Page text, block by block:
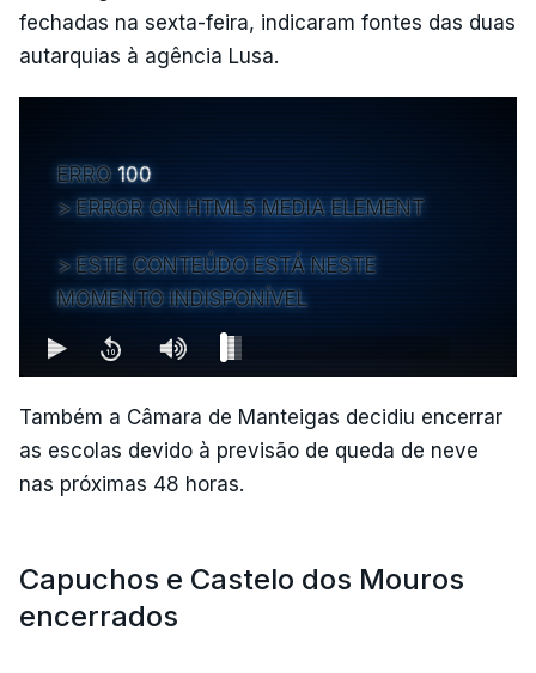
fechadas na sexta-feira, indicaram fontes das duas
autarquias à agência Lusa.
ERRO 100
ERROR ON HTML5 MEDIA ELEMENT
ESTE CONTEÚDO ESTÁ NESTE
MOMENTO INDISPONÍVEL
Também a Câmara de Manteigas decidiu encerrar
as escolas devido à previsão de queda de neve
nas próximas 48 horas.
Capuchos e Castelo dos Mouros
encerrados